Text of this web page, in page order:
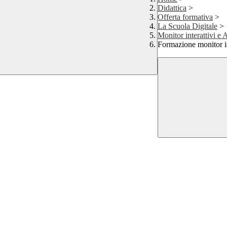
Didattica >
Offerta formativa >
La Scuola Digitale >
Monitor interattivi e
Formazione monitor